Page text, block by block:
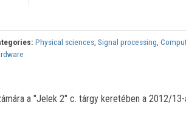
Physical sciences,Signal processing,
a "Jelek 2" c. tárgy keretében a 2012/13-